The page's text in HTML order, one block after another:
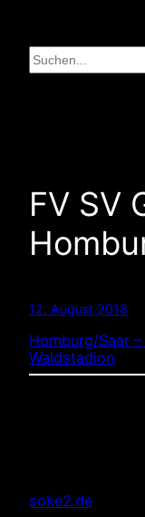
Inhalt
springen
Suchen
FV SV
12. August 2018
Homburg/Saar
Waldstadion
soke2.de